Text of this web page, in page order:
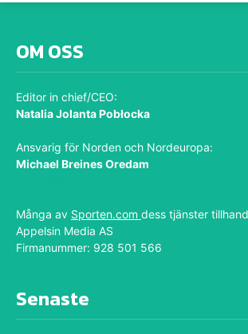
OM OSS
Editor in chief/CEO:
Natalia Jolanta Pobłocka
Ansvarig för Norden och Nordeuropa:
Michael Breines Oredam
Många av Sporten.com dess tjänster
Appelsin Media AS
Firmanummer: 928 501 566
Senaste